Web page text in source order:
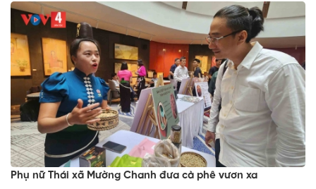
Phụ nữ Thái xã Mường Chanh đưa cà phê vươn xa